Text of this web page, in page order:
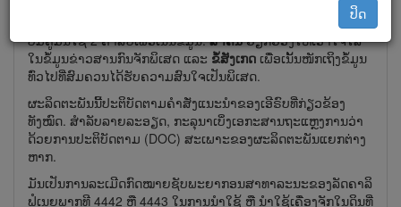
ປິດ
ປຶ້ມຄູ່ມືນີ້ໃຊ້ 2 ຄຳສັບເພື່ອເນັ້ນຂໍ້ມູນ.ສຳຄັນຮຽກຮ້ອງໃຫ້ເອົາໃຈໃສ່
ໃນຂໍ້ມູນຂ່າວສານກົນຈັກພິເສດ ແລະ ຂໍ້ສັງເກດ ເພື່ອເນັ້ນໜັກເຖິງຂໍ້ມູນ
ທົ່ວໄປທີ່ສົມຄວນໄດ້ຮັບຄວາມສົນໃຈເປັນພິເສດ.
ຜະລິດຕະພັນນີ້ປະຕິບັດຕາມຄຳສັ່ງແນະນຳຂອງເອີຣົບທີ່ກ່ຽວຂ້ອງ
ທັງໝົດ. ສຳລັບລາຍລະອຽດ, ກະລຸນາເບິ່ງເອກະສານຖະ​ແຫຼງການວ່າ​
ດ້ວຍ​ການ​ປະ​ຕິ​ບັດ​ຕາມ (DOC) ສະ​ເພາະ​ຂອງ​ຜະ​ລິດ​ຕະ​ພັນ​ແຍກ​ຕ່າງ​
ຫາກ.
ມັນເປັນການລະເມີດກົດໝາຍຊັບພະຍາກອນສາທາລະນະຂອງລັດຄາລິ
ຟໍເນຍພາກທີ 4442 ຫຼື 4443 ໃນການນຳໃຊ້ ຫຼື ນຳໃຊ້ເຄື່ອງຈັກໃນດິນທີ່